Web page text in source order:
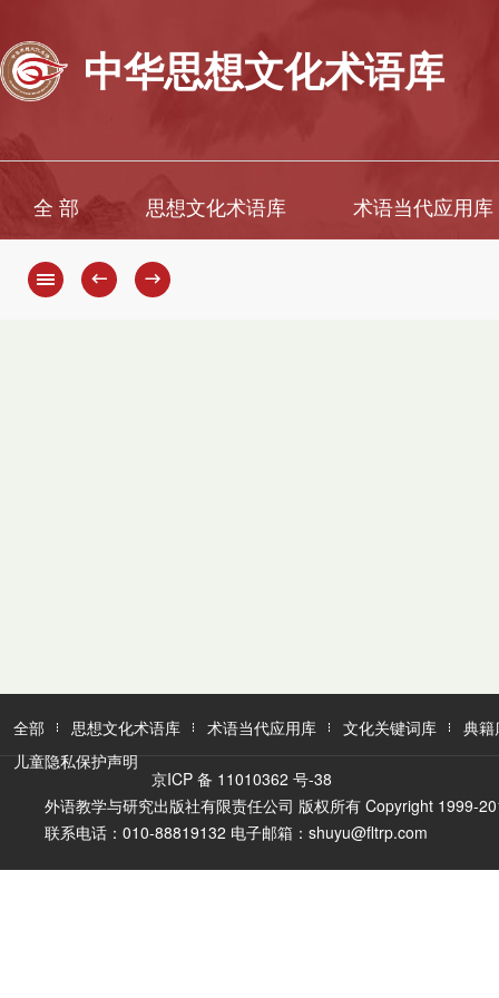
中华思想文化术语库
全 部 思想文化术语库 术语当代应用库
← →
全部 思想文化术语库 术语当代应用库 文化关键词库
典籍
儿童隐私保护声明
京ICP 备 11010362 号-38
外语教学与研究出版社有限责任公司 版权所有 Copyright 1999-
联系电话：010-88819132 电子邮箱：shuyu@fltrp.com